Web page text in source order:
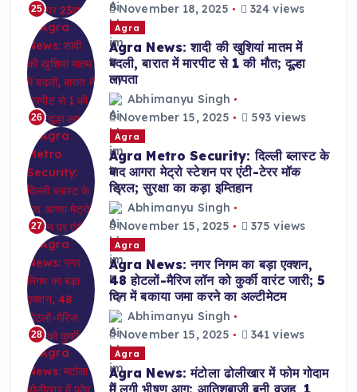
25
November 18, 2025
324 views
26
Agra
Agra News: शादी की खुशियां मातम में
बदली, बारात में मारपीट से 1 की मौत; दूल्हा
लापता
Abhimanyu Singh
November 15, 2025
593 views
27
Agra
Agra Metro Security: दिल्ली ब्लास्ट के
बाद आगरा मेट्रो स्टेशन पर एंटी-टेरर मॉक
ड्रिल; सुरक्षा का कड़ा इम्तिहान
Abhimanyu Singh
November 15, 2025
375 views
28
Agra
Agra News: नगर निगम का बड़ा एक्शन,
48 होटलों-मैरिज लॉन को कुर्की वारंट जारी; 5
दिन में बकाया जमा करने का अल्टीमेटम
Abhimanyu Singh
November 15, 2025
341 views
Agra
Agra News: मंटोला ढोलीखार में फोम गोदाम